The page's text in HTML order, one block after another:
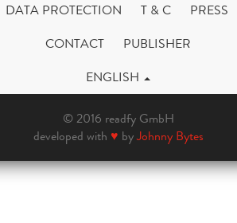
DATA PROTECTION T & C
PRESS
CONTACT
PUBLISHER
ENGLISH
© 2016 readfy GmbH
developed with ♥ byJohnny Bytes